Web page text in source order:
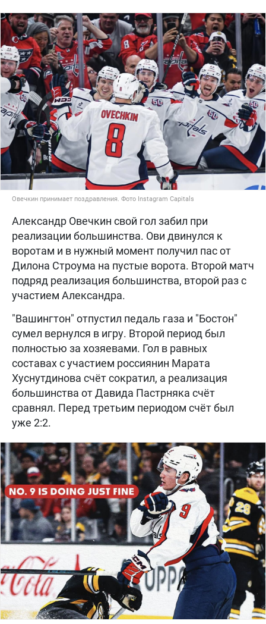
Овечкин принимает поздравления. Фото Instagram Capitals
Александр Овечкин свой гол забил при
реализации большинства. Ови двинулся к
воротам и в нужный момент получил пас от
Дилона Строума на пустые ворота. Второй матч
подряд реализация большинства, второй раз с
участием Александра.
"Вашингтон" отпустил педаль газа и "Бостон"
сумел вернулся в игру. Второй период был
полностью за хозяевами. Гол в равных
составах с участием россиянин Марата
Хуснутдинова счёт сократил, а реализация
большинства от Давида Пастрняка счёт
сравнял. Перед третьим периодом счёт был
уже 2:2.